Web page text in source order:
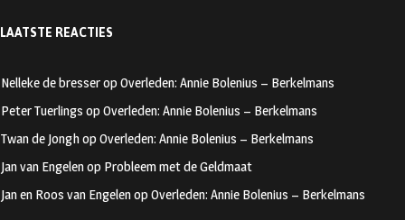
b
oo
k
ag
m
tt
LAATSTE REACTIES
Nelleke de bresserop Overleden: Annie Bolenius – Berkelmans
Peter Tuerlings op Overleden: Annie Bolenius – Berkelmans
Twan de Jonghop Overleden: Annie Bolenius – Berkelmans
Jan van Engelenop Probleem met de Geldmaat
Jan en Roos van Engelenop Overleden: Annie Bolenius – Berkelmans